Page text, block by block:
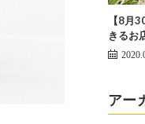
【8月
きるお
アー